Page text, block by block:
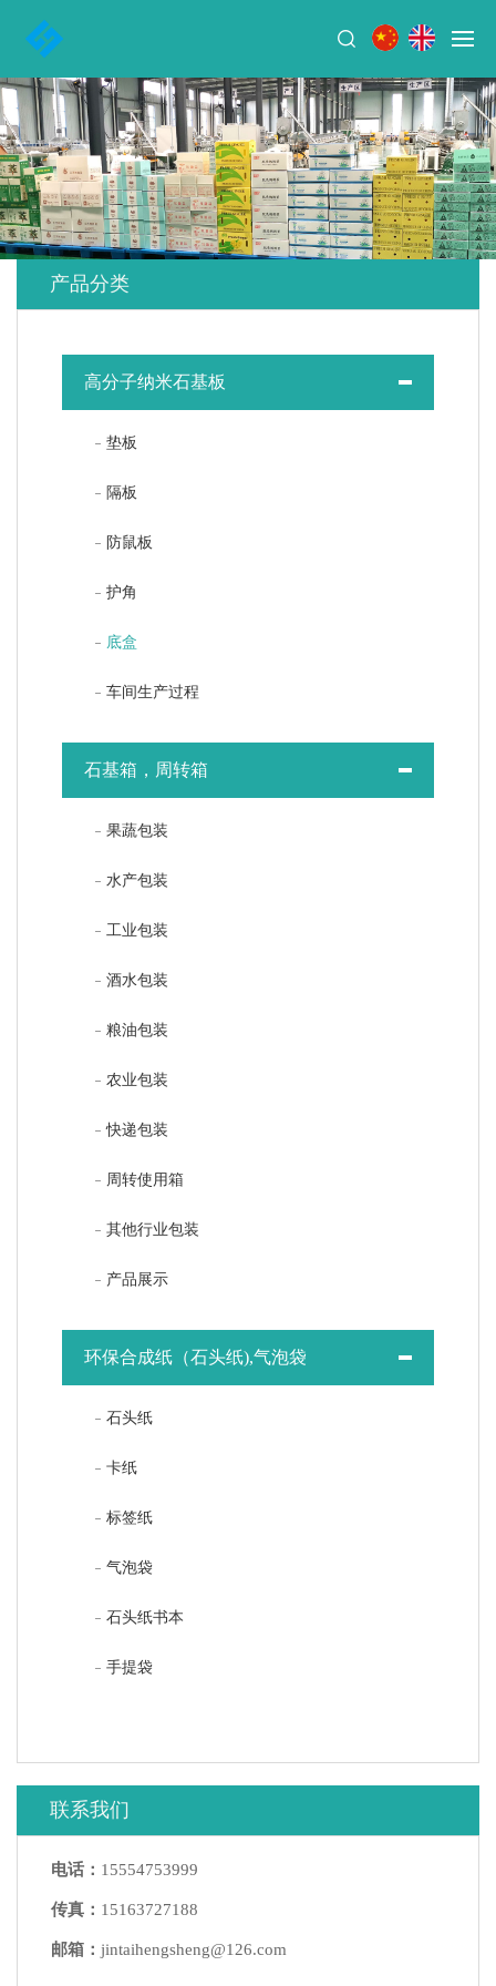
产品分类
高分子纳米石基板
垫板
隔板
防鼠板
护角
底盒
车间生产过程
石基箱，周转箱
果蔬包装
水产包装
工业包装
酒水包装
粮油包装
农业包装
快递包装
周转使用箱
其他行业包装
产品展示
环保合成纸（石头纸),气泡袋
石头纸
卡纸
标签纸
气泡袋
石头纸书本
手提袋
联系我们
电话： 15554753999
传真： 15163727188
邮箱： jintaihengsheng@126.com